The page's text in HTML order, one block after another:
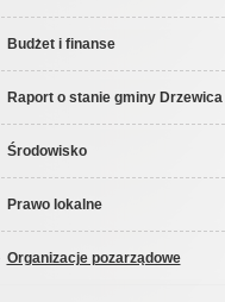
Budżet i finanse
Raport o stanie gminy Drzewica
Środowisko
Prawo lokalne
Organizacje pozarządowe